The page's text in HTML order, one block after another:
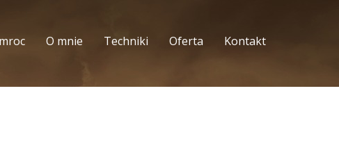
O mnie Techniki Oferta Kontakt